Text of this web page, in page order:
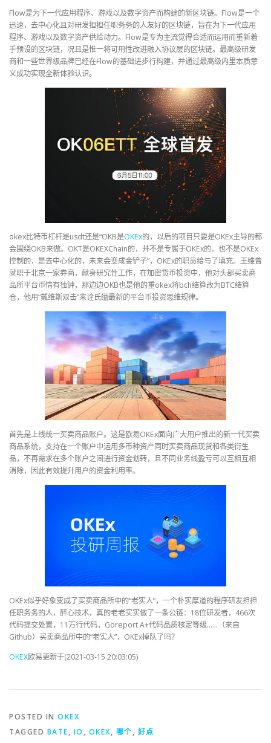
Flow是为下一代应用程序、游戏以及数字资产而构建的新区块链。Flow是一个
迅速，去中心化且对研发担担任职务务的人友好的区块链，旨在为下一代应用
程序、游戏以及数字资产供给动力。Flow是专为主流觉得合适而运用而重新着
手预设的区块链，况且是惟一将可用性改进融入协议层的区块链。最高级研发
商和一些世界级品牌已经在Flow的基础进步行构建，并通过最高级内里本质意
义成功实现全新体验认识。
okex比特币杠杆是usdt还是“OKB是OKEx的，以后的项目只要是OKEx主导的都
会围绕OKB来做。OKT是OKEXChain的，并不是专属于OKEx的，也不是OKEx
控制的，是去中心化的，未来会变成金铲子”，OKEx的职员给与了填充。王维曾
就职于北京一家券商，献身研究性工作，在加密货币投资中，他对头部买卖商
品所平台币情有独钟，那边边OKB也是他的重okex将bch结算改为BTC结算
仓，他用“戴维斯双击”来诠氏缢最新的平台币投资思维规律。
首先是上线统一买卖商品账户。这是欧易OKEx面向广大用户推出的新一代买卖
商品系统，支持在一个账户中运用多币种资产同时买卖商品现货和各类衍生
品，不再需求在多个账户之间进行资金划转，且不同业务线盈亏可以互相互相
消除，因此有效提升用户的资金利用率。
OKEx似乎好象变成了买卖商品所中的“老实人”，一个朴实厚道的程序研发担担
任职务务的人，醉心技术，真的老老实实做了一条公链：18位研发者，466次
代码提交处置，11万行代码，Goreport A+代码品质核定等级……（来自
Github）买卖商品所中的“老实人”，OKEx掉队了吗？
OKEX欧易更新于(2021-03-15 20:03:05)
POSTED IN OKEX
TAGGED BATE, IO , OKEX, 哪个, 好点